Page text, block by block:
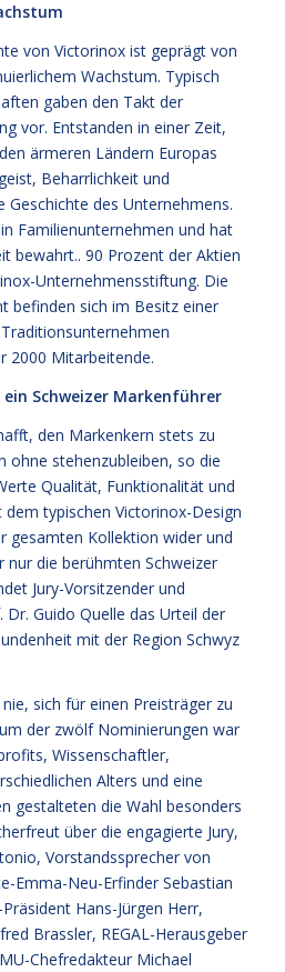
von Victorinox ist geprägt von
Wachstum. Typisch
gaben den Takt der
vor. Entstanden in einer Zeit,
ärmeren Ländern Europas
Beharrlichkeit und
Geschichte des Unternehmens.
Familienunternehmen und hat
bewahrt.. 90 Prozent der Aktien
Unternehmensstiftung. Die
befinden sich im Besitz einer
2000 Mitarbeitende.
Schweizer Markenführer
den Markenkern stets zu
ohne stehenzubleiben, so die
Qualität, Funktionalität und
typischen Victorinox-Design
gesamten Kollektion wider und
die berühmten Schweizer
Jury-Vorsitzender und
Guido Quelle das Urteil der
mit der Region Schwyz
sich für einen Preisträger zu
der zwölf Nominierungen war
Wissenschaftler,
Alters und eine
gestalteten die Wahl besonders
über die engagierte Jury,
Vorstandssprecher von
Emma-Neu-Erfinder Sebastian
Hans-Jürgen Herr,
Brassler, REGAL-Herausgeber
Chefredakteur Michael